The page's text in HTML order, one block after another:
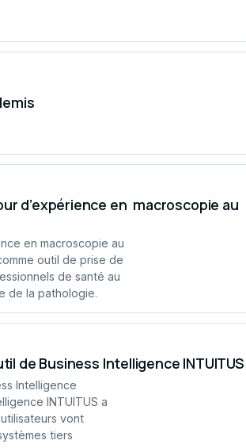
d’expérience en macroscopie au
en macroscopie au
outil de prise de
de santé au
de la pathologie.
de Business Intelligence INTUITUS
Intelligence
INTUITUS a
vont
tiers